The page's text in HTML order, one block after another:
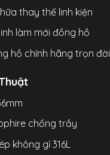
thay thế linh kiện
làm mới đồng hồ
hồ chính hãng trọn đời
chống trầy
không gỉ 316L